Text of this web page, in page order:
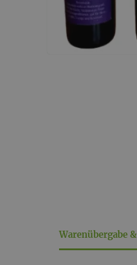
Warenübergabe